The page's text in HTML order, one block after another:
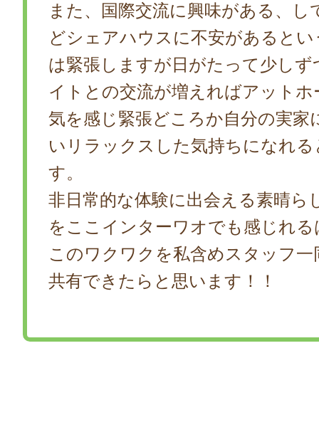
また、国際交流に興味がある、し
どシェアハウスに不安があると
は緊張しますが日がたって少しず
イトとの交流が増えればアットホ
気を感じ緊張どころか自分の実家
いリラックスした気持ちになれる
す。
非日常的な体験に出会える素晴ら
をここインターワオでも感じれ
このワクワクを私含めスタッフ一
共有できたらと思います！！